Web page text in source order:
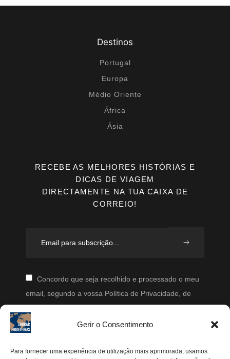
Gerir o Consentimento
Para fornecer uma experiência de utilização mais aprimorada, usamos
n
Destinos
Portugal
Europa
Médio Oriente
África
Ásia
RECEBE AS MELHORES HISTÓRIAS E
DICAS DE VIAGEM
DIRECTAMENTE NA TUA CAIXA DE
CORREIO!
Concordo que seja recolhido e processado o meu
email, segundo a vossa Política de Privacidade, de
periodicamente.
Segue-me